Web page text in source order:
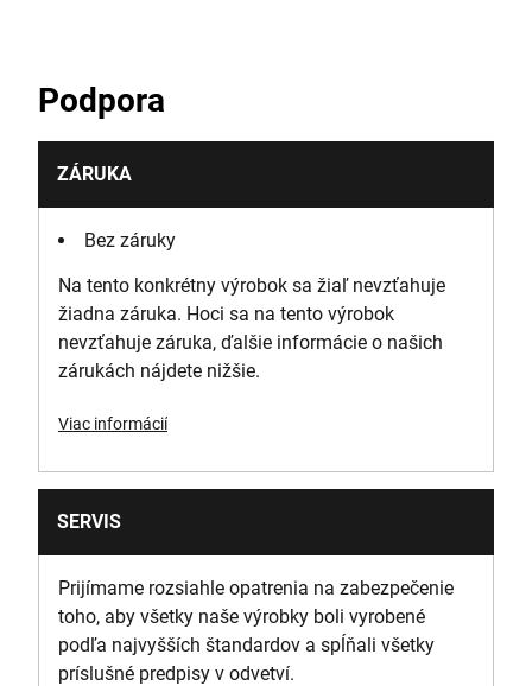
1
Balenie
18
Výška produktu [mm]
40
670
Hmotnosť produktu [kg]
1.03
Podpora
ZÁRUKA
Bez záruky
Na tento konkrétny výrobok sa žiaľ nevzťahuje
žiadna záruka. Hoci sa na tento výrobok
nevzťahuje záruka, ďalšie informácie o našich
zárukách nájdete nižšie.
Viac informácií
SERVIS
Prijímame rozsiahle opatrenia na zabezpečenie
toho, aby všetky naše výrobky boli vyrobené
podľa najvyšších štandardov a spĺňali všetky
príslušné predpisy v odvetví.